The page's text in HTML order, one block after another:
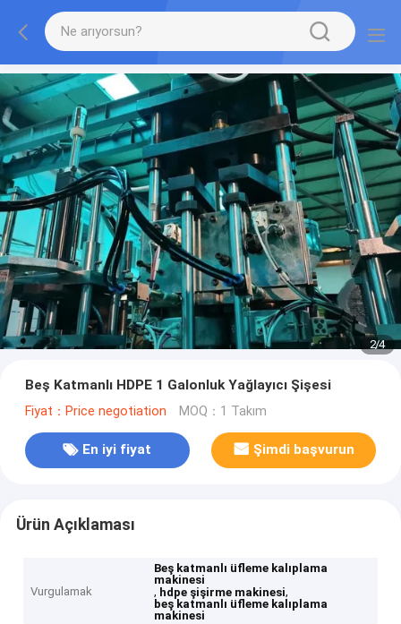
2/4
Beş Katmanlı HDPE 1 Galonluk Yağlayıcı Şişesi
Fiyat：Price negotiation MOQ：1 Takım
En iyi fiyat Şimdi başvurun
Ürün Açıklaması
Vurgulamak
Beş katmanlı üfleme kalıplama
makinesi
, hdpe şişirme makinesi,
beş katmanlı üfleme kalıplama
makinesi